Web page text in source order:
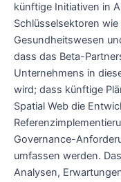
künftige Initiativen in
Schlüsselsektoren
Gesundheitswesen
dass das Beta-
Unternehmens in
wird; dass künftige
Spatial Web die
Governance-
umfassen werden.
Analysen,